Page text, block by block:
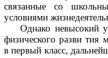
связанные со
условиями
Однако невысокий
физического разви тия
в первый класс,